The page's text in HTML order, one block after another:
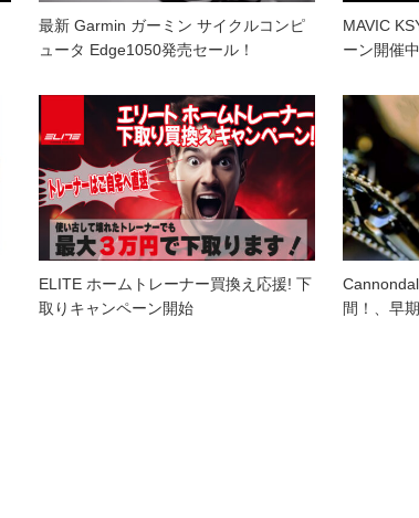
最新 Garmin ガーミン サイクルコンピ
ュータ Edge1050発売セール！
MAVIC
ーン開催
ELITE ホームトレーナー買換え応援! 下
取りキャンペーン開始
間！、早